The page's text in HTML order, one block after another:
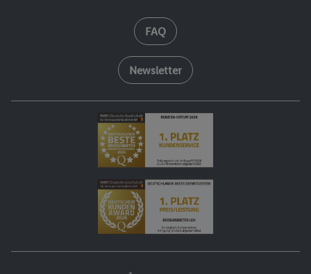
FAQ
Newsletter